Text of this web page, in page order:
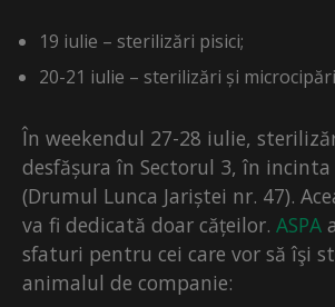
19 iulie – sterilizări pisici;
20-21 iulie – sterilizări și
În weekendul 27-28 iulie,
desfășura în Sectorul 3, în incinta
(Drumul Lunca Jariștei nr. 47).
va fi dedicată doar cățeilor. ASPA
sfaturi pentru cei care vor să îşi
animalul de companie: